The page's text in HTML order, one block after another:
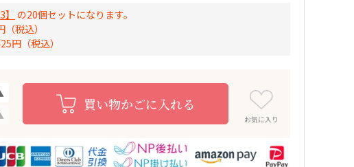
の20個セットになります。
税込）
円（税込）
買い物かごに入れる
お気に入り